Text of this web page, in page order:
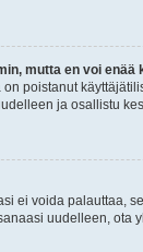
mutta en voi enää
poistanut
ja osallistu
ei voida palauttaa,
uudelleen, ota